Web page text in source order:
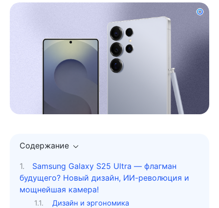
Содержание
Samsung Galaxy S25 Ultra — флагман
будущего? Новый дизайн, ИИ-революция и
мощнейшая камера!
Дизайн и эргономика